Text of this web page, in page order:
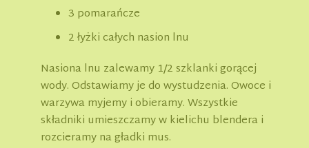
3 pomarańcze
2 łyżki całych nasion lnu
Nasiona lnu zalewamy 1/2 szklanki gorącej
wody. Odstawiamy je do wystudzenia. Owoce i
warzywa myjemy i obieramy. Wszystkie
składniki umieszczamy w kielichu blendera i
rozcieramy na gładki mus.